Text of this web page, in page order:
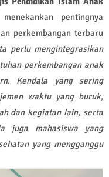
pentingnya
perkembangan terbaru
perlu mengintegrasikan
perkembangan anak
Kendala yang sering
waktu yang buruk,
dan kegiatan lain, serta
juga mahasiswa yang
yang mengganggu